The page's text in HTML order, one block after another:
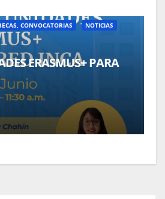
CONVOCATORIAS NOTICIAS
ERASMUS+ PARA